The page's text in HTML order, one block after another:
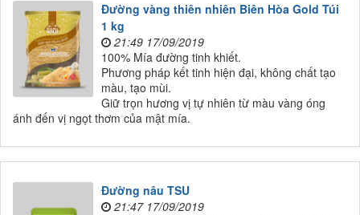
Đường vàng thiên nhiên Biên Hòa Gold Túi
1 kg
21:49 17/09/2019
100% Mía đường tinh khiết.
Phương pháp kết tinh hiện đại, không chất tạo
màu, tạo mùi.
Giữ trọn hương vị tự nhiên từ màu vàng óng
ánh đến vị ngọt thơm của mật mía.
Đường nâu TSU
21:47 17/09/2019